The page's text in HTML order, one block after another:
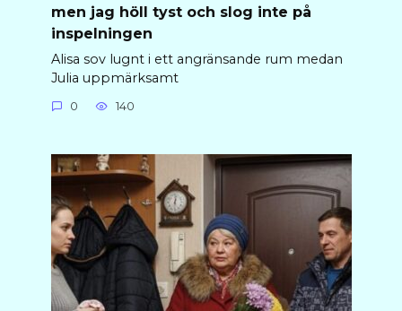
men jag höll tyst och slog inte på
inspelningen
Alisa sov lugnt i ett angränsande rum medan
Julia uppmärksamt
0 140